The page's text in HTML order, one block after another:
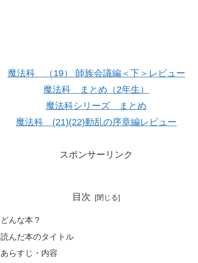
魔法科 （19） 師族会議編＜下＞レビュー
魔法科 まとめ（2年生）
魔法科シリーズ まとめ
魔法科 (21)(22)動乱の序章編レビュー
スポンサーリンク
目次
どんな本？
読んだ本のタイトル
あらすじ・内容